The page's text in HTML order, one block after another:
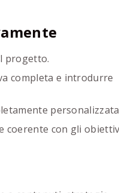
progetto.
completa e introdurre
coerente con gli